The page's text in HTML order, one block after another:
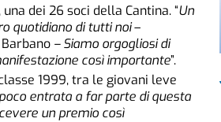
dei 26 soci della Cantina. “Un
quotidiano di tutti noi–
– Siamo orgogliosi di
così importante”.
1999, tra le giovani leve
poco entrata a far parte di questa
un premio così